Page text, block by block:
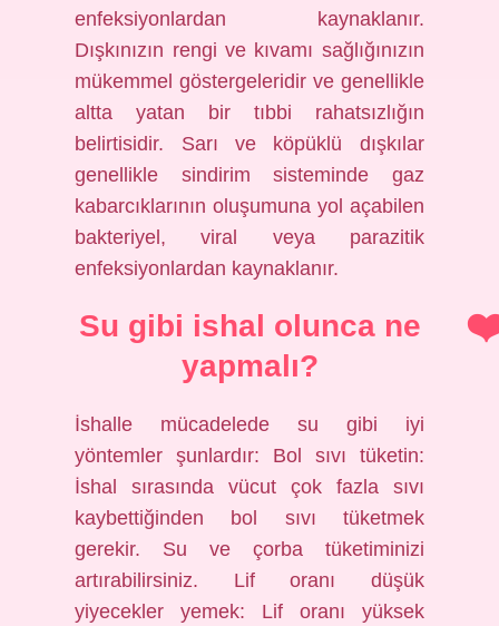
enfeksiyonlardan kaynaklanır.
Dışkınızın rengi ve kıvamı sağlığınızın
mükemmel göstergeleridir ve genellikle
altta yatan bir tıbbi rahatsızlığın
belirtisidir. Sarı ve köpüklü dışkılar
genellikle sindirim sisteminde gaz
kabarcıklarının oluşumuna yol açabilen
bakteriyel, viral veya parazitik
enfeksiyonlardan kaynaklanır.
Su gibi ishal olunca ne
yapmalı?
İshalle mücadelede su gibi iyi
yöntemler şunlardır: Bol sıvı tüketin:
İshal sırasında vücut çok fazla sıvı
kaybettiğinden bol sıvı tüketmek
gerekir. Su ve çorba tüketiminizi
artırabilirsiniz. Lif oranı düşük
yiyecekler yemek: Lif oranı yüksek